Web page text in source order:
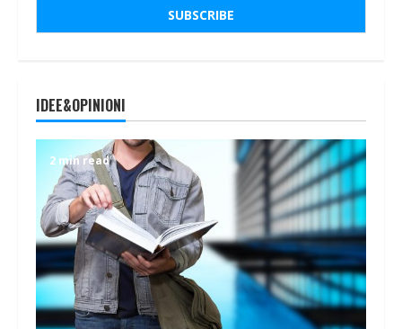
IDEE&OPINIONI
2 min read